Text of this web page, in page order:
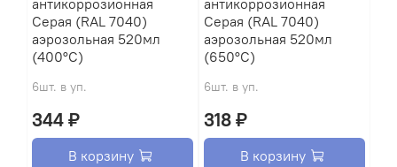
Серая (RAL 7040)
аэрозольная 520мл
(400°С)
6шт. в уп.
344 ₽
В корзину
Серая (RAL 7040)
аэрозольная 520мл
(650°С)
6шт. в уп.
318 ₽
В корзину